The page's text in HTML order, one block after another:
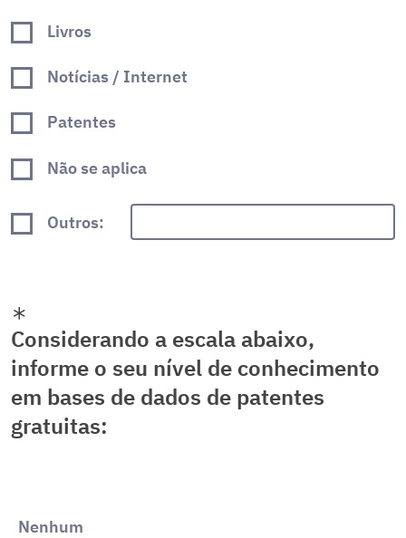
Livros
Notícias / Internet
Patentes
Não se aplica
Outros:
Considerando a escala abaixo,
informe o seu nível de conhecimento
em bases de dados de patentes
gratuitas:
Nenhum